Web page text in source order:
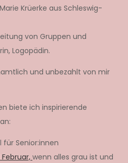
Krüerke aus Schleswig-
von Gruppen und
Logopädin.
und unbezahlt von mir
biete ich inspirierende
für Senior:innen
wenn alles grau ist und